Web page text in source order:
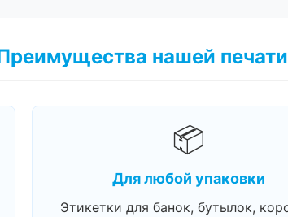
нашей печати
📦
Для любой упаковки
Этикетки для банок, бутылок,